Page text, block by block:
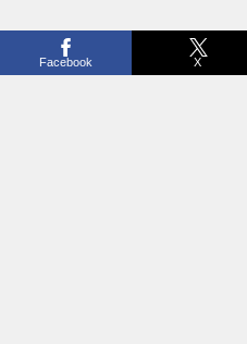
Facebook X